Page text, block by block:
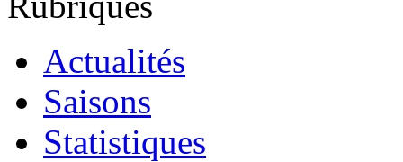
Actualités
Saisons
Statistiques